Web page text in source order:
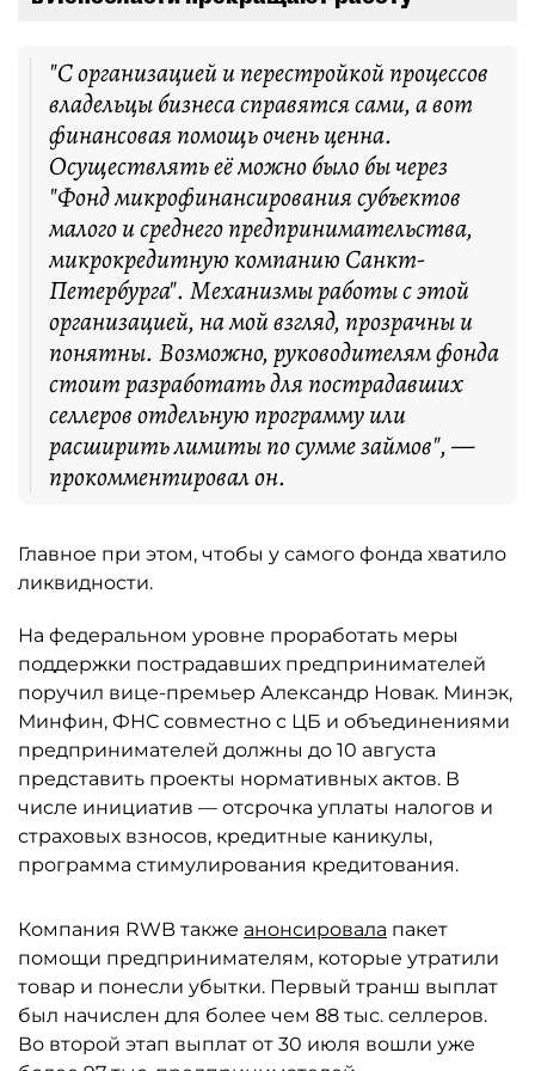
"С организацией и перестройкой процессов
владельцы бизнеса справятся сами, а вот
финансовая помощь очень ценна.
Осуществлять её можно было бы через
"Фонд микрофинансирования субъектов
малого и среднего предпринимательства,
микрокредитную компанию Санкт-
Петербурга". Механизмы работы с этой
организацией, на мой взгляд, прозрачны и
понятны. Возможно, руководителям фонда
стоит разработать для пострадавших
селлеров отдельную программу или
расширить лимиты по сумме займов", —
прокомментировал он.
Главное при этом, чтобы у самого фонда хватило
ликвидности.
На федеральном уровне проработать меры
поддержки пострадавших предпринимателей
поручил вице-премьер Александр Новак. Минэк,
Минфин, ФНС совместно с ЦБ и объединениями
предпринимателей должны до 10 августа
представить проекты нормативных актов. В
числе инициатив — отсрочка уплаты налогов и
страховых взносов, кредитные каникулы,
программа стимулирования кредитования.
Компания RWB также анонсировала пакет
помощи предпринимателям, которые утратили
товар и понесли убытки. Первый транш выплат
был начислен для более чем 88 тыс. селлеров.
Во второй этап выплат от 30 июля вошли уже